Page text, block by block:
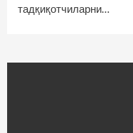
тадқиқотчиларни…